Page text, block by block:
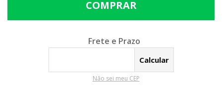
Calcular o Frete
Não sei meu CEP